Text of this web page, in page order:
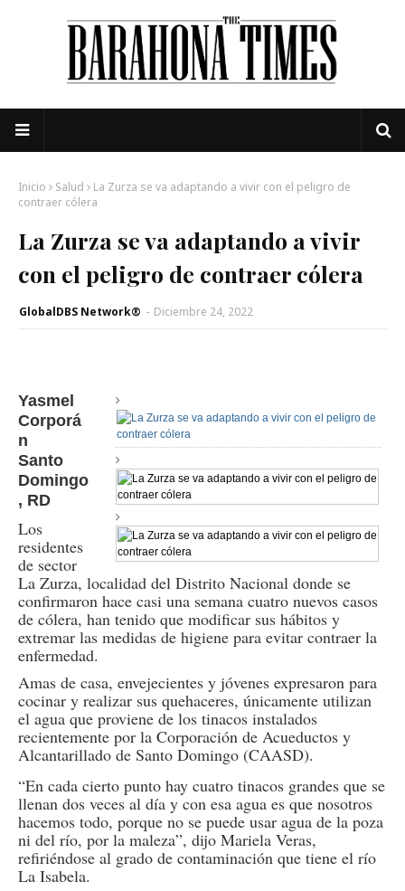
Inicio Salud
La Zurza se va adaptando a vivir con el peligro de
contraer cólera
La Zurza se va adaptando a vivir
con el peligro de contraer cólera
GlobalDBS Network® - Diciembre 24, 2022
Yasmel
Corporá
n
Santo
Domingo
, RD
Los
residentes
de sector
La Zurza, localidad del Distrito Nacional donde se
confirmaron hace casi una semana cuatro nuevos casos
de cólera, han tenido que modificar sus hábitos y
extremar las medidas de higiene para evitar contraer la
enfermedad.
Amas de casa, envejecientes y jóvenes expresaron para
cocinar y realizar sus quehaceres, únicamente utilizan
el agua que proviene de los tinacos instalados
recientemente por la Corporación de Acueductos y
Alcantarillado de Santo Domingo (CAASD).
“En cada cierto punto hay cuatro tinacos grandes que se
llenan dos veces al día y con esa agua es que nosotros
hacemos todo, porque no se puede usar agua de la poza
ni del río, por la maleza”, dijo Mariela Veras,
refiriéndose al grado de contaminación que tiene el río
La Isabela.